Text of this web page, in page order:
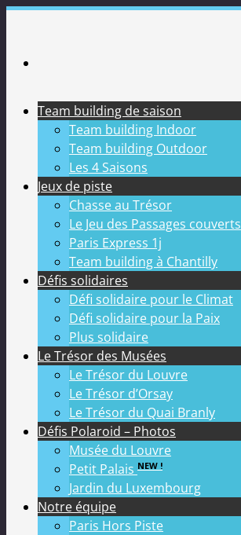
Team building de saison
Team building Indoor
Team building Outdoor
Les 4 Saisons
Jeux de piste
Chasse au Trésor
Le Jeu des Passages couverts
Paris Express 1j
Team building à Chantilly
Défis solidaires
Défi solidaire pour le Climat
Défi solidaire pour la Paix
Plus solidaire
Le Trésor des Musées
Le Trésor du Louvre
Le Trésor d’Orsay
Le Trésor du Quai Branly
Défis Polaroid – Photos
Musée du Louvre
Petit Palais NEW !
Jardin du Luxembourg
Notre équipe
Paris Hors Piste